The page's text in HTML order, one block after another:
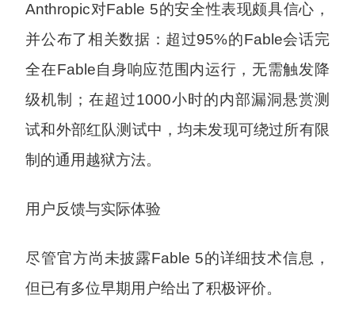
Anthropic对Fable 5的安全性表现颇具信心，
并公布了相关数据：超过95%的Fable会话完
全在Fable自身响应范围内运行，无需触发降
级机制；在超过1000小时的内部漏洞悬赏测
试和外部红队测试中，均未发现可绕过所有限
制的通用越狱方法。
用户反馈与实际体验
尽管官方尚未披露Fable 5的详细技术信息，
但已有多位早期用户给出了积极评价。